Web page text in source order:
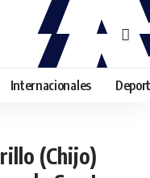
Internacionales
(Chijo)